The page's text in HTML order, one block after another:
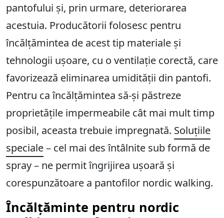
pantofului și, prin urmare, deteriorarea
acestuia. Producătorii folosesc pentru
încălțămintea de acest tip materiale și
tehnologii ușoare, cu o ventilație corectă, care
favorizează eliminarea umidității din pantofi.
Pentru ca încălțămintea să-și păstreze
proprietățile impermeabile cât mai mult timp
posibil, aceasta trebuie impregnată. Soluțiile
speciale– cel mai des întâlnite sub formă de
spray – ne permit îngrijirea ușoară și
corespunzătoare a pantofilor nordic walking.
Încălțăminte pentru nordic